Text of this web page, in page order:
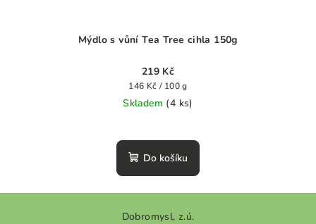
Mýdlo s vůní Tea Tree cihla 150g
219 Kč
Měrná
cena:
146 Kč / 100 g
Skladem (4 ks)
Do košíku
Dobromysl, z.ú.